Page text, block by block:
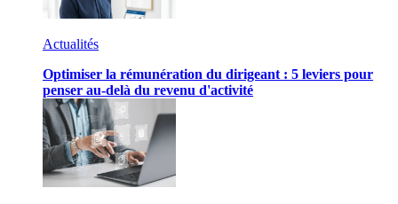
Actualités
Optimiser la rémunération du dirigeant : 5 leviers pour
penser au-delà du revenu d'activité